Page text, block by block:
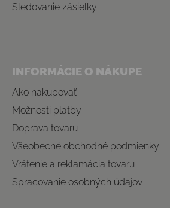
Sledovanie zásielky
INFORMÁCIE O NÁKUPE
Ako nakupovať
Možnosti platby
Doprava tovaru
Všeobecné obchodné podmienky
Vrátenie a reklamácia tovaru
Spracovanie osobných údajov